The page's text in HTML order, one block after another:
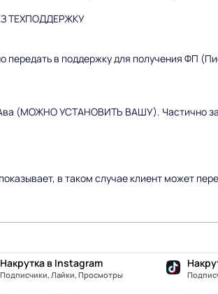
ТЕХПОДДЕРЖКУ
в поддержку для получения ФП
(МОЖНО УСТАНОВИТЬ ВАШУ). Частично
в таком случае клиент может
Накрутка в Instagram
Подписчики, Лайки, Просмотры